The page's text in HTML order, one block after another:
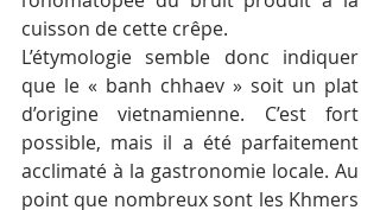
cuisson de cette crêpe.
L’étymologie semble donc indiquer
que le « banh chhaev » soit un plat
d’origine vietnamienne. C’est fort
possible, mais il a été parfaitement
acclimaté à la gastronomie locale. Au
point que nombreux sont les Khmers